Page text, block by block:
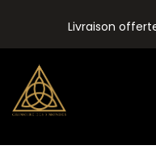
Livraison